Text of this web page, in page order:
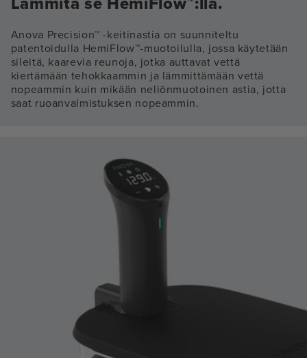
Anova Precision™ -keitinastia on suunniteltu
patentoidulla HemiFlow™-muotoilulla, jossa käytetään
sileitä, kaarevia reunoja, jotka auttavat vettä
kiertämään tehokkaammin ja lämmittämään vettä
nopeammin kuin mikään neliönmuotoinen astia, jotta
saat ruoanvalmistuksen nopeammin.